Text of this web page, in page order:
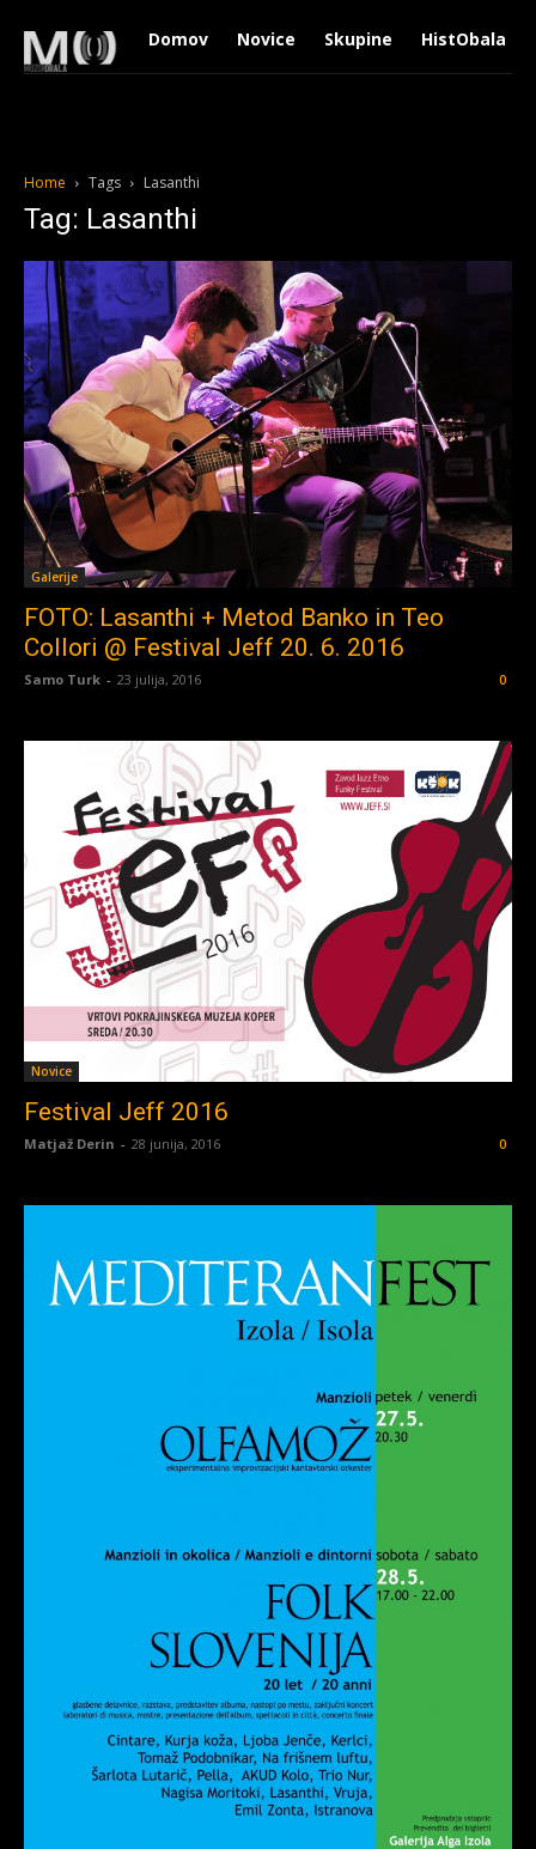
Domov Novice Skupine HistObala
Home Tags Lasanthi
Tag: Lasanthi
Galerije
FOTO: Lasanthi + Metod Banko in Teo
Collori @ Festival Jeff 20. 6. 2016
Samo Turk - 23 julija, 2016 0
Novice
Festival Jeff 2016
Matjaž Derin - 28 junija, 2016 0